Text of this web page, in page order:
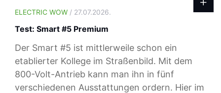
ELECTRIC WOW / 27.07.2026.
Test: Smart #5 Premium
Der Smart #5 ist mittlerweile schon ein
etablierter Kollege im Straßenbild. Mit dem
800-Volt-Antrieb kann man ihn in fünf
verschiedenen Ausstattungen ordern. Hier im